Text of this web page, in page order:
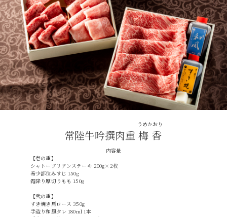
シーン別特集
お中元ハムギフ
ト
出産内祝い 結婚内祝い
常陸牛吟撰肉重 梅香
うめかおり
内容量
【壱の重】
シャトーブリアンステーキ 200g×2枚
希少部位みすじ 150g
霜降り厚切りもも 150g
【弐の重】
すき焼き肩ロース 350g
手造り和風タレ 180ml 1本